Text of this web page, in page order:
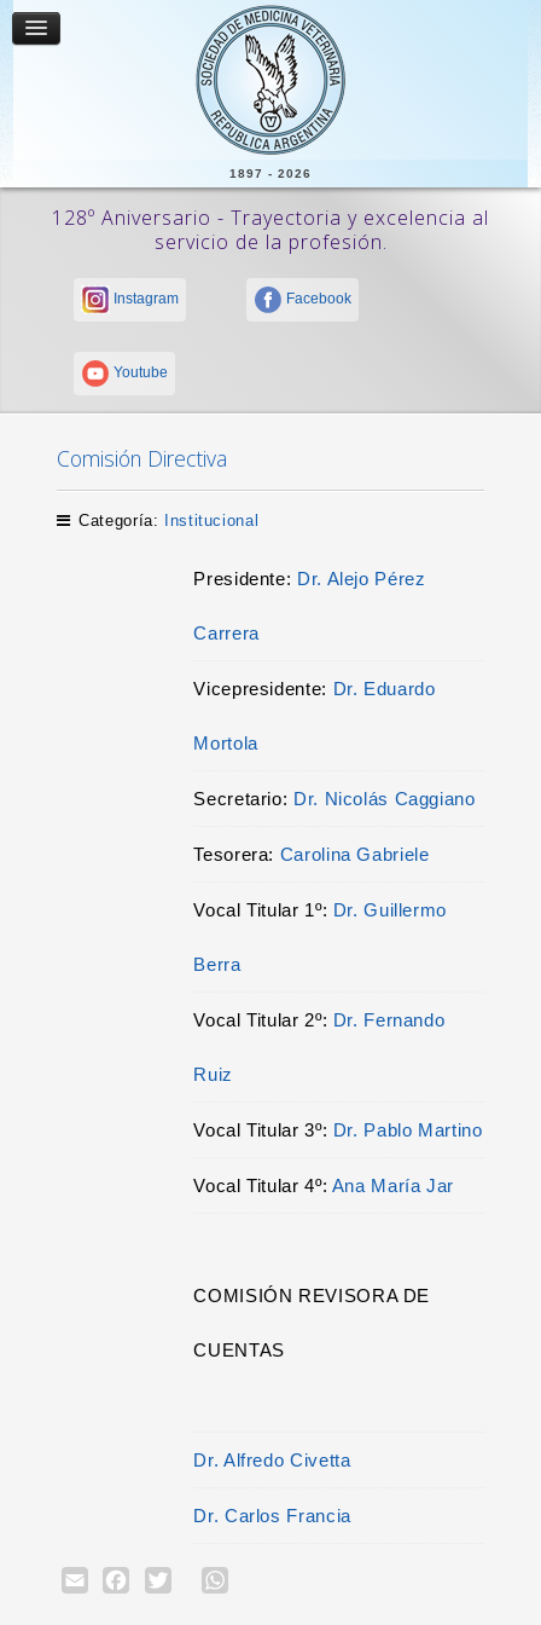
1897 - 2026
128º Aniversario - Trayectoria y excelencia al
servicio de la profesión.
Instagram Facebook
Youtube
Comisión Directiva
Categoría: Institucional
Presidente: Dr. Alejo Pérez
Carrera
Vicepresidente: Dr. Eduardo
Mortola
Secretario: Dr. Nicolás Caggiano
Tesorera: Carolina Gabriele
Vocal Titular 1º: Dr. Guillermo
Berra
Vocal Titular 2º: Dr. Fernando
Ruiz
Vocal Titular 3º: Dr. Pablo Martino
Vocal Titular 4º: Ana María Jar
COMISIÓN REVISORA DE
CUENTAS
Dr. Alfredo Civetta
Dr. Carlos Francia
EmailFacebook
Twitter